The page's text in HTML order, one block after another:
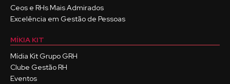
Ceos e RHs Mais Admirados
Excelência em Gestão de Pessoas
MÍKIA KIT
Mídia Kit Grupo GRH
Clube Gestão RH
Eventos